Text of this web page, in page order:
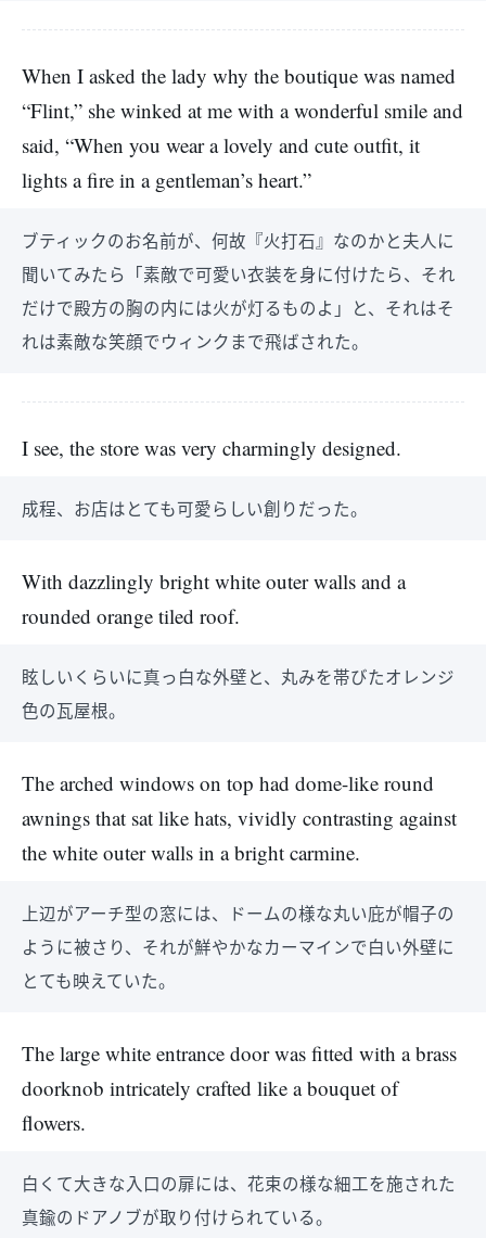
When I asked the lady why the boutique was named
“Flint,” she winked at me with a wonderful smile and
said, “When you wear a lovely and cute outfit, it
lights a fire in a gentleman’s heart.”
ブティックのお名前が、何故『火打石』なのかと夫人に
聞いてみたら「素敵で可愛い衣装を身に付けたら、それ
だけで殿方の胸の内には火が灯るものよ」と、それはそ
れは素敵な笑顔でウィンクまで飛ばされた。
I see, the store was very charmingly designed.
成程、お店はとても可愛らしい創りだった。
With dazzlingly bright white outer walls and a
rounded orange tiled roof.
眩しいくらいに真っ白な外壁と、丸みを帯びたオレンジ
色の瓦屋根。
The arched windows on top had dome-like round
awnings that sat like hats, vividly contrasting against
the white outer walls in a bright carmine.
上辺がアーチ型の窓には、ドームの様な丸い庇が帽子の
ように被さり、それが鮮やかなカーマインで白い外壁に
とても映えていた。
The large white entrance door was fitted with a brass
doorknob intricately crafted like a bouquet of
flowers.
白くて大きな入口の扉には、花束の様な細工を施された
真鍮のドアノブが取り付けられている。